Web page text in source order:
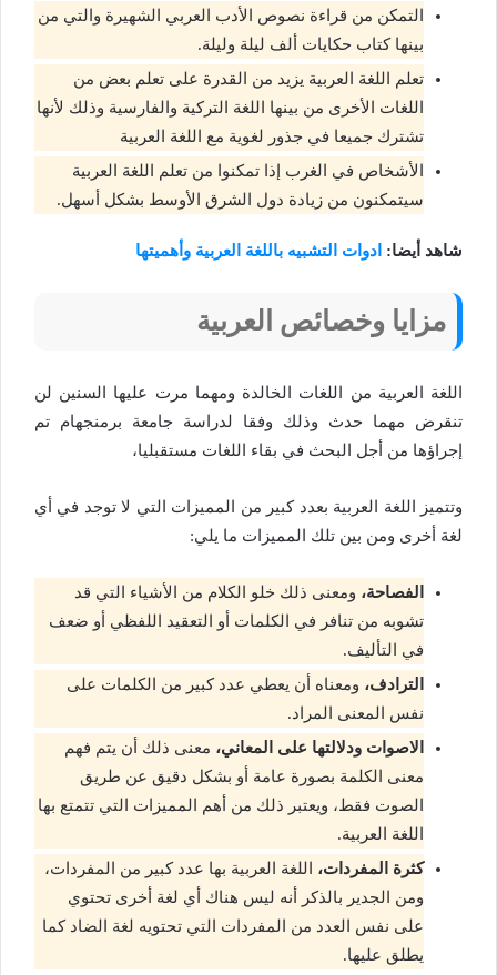
التمكن من قراءة نصوص الأدب العربي الشهيرة والتي من
بينها كتاب حكايات ألف ليلة وليلة.
تعلم اللغة العربية يزيد من القدرة على تعلم بعض من
اللغات الأخرى من بينها اللغة التركية والفارسية وذلك لأنها
تشترك جميعا في جذور لغوية مع اللغة العربية
الأشخاص في الغرب إذا تمكنوا من تعلم اللغة العربية
سيتمكنون من زيادة دول الشرق الأوسط بشكل أسهل.
شاهد أيضا: ادوات التشبيه باللغة العربية وأهميتها
مزايا وخصائص العربية
اللغة العربية من اللغات الخالدة ومهما مرت عليها السنين لن
تنقرض مهما حدث وذلك وفقا لدراسة جامعة برمنجهام تم
إجراؤها من أجل البحث في بقاء اللغات مستقبليا،
وتتميز اللغة العربية بعدد كبير من المميزات التي لا توجد في أي
لغة أخرى ومن بين تلك المميزات ما يلي:
الفصاحة، ومعنى ذلك خلو الكلام من الأشياء التي قد
تشوبه من تنافر في الكلمات أو التعقيد اللفظي أو ضعف
في التأليف.
الترادف، ومعناه أن يعطي عدد كبير من الكلمات على
نفس المعنى المراد.
الاصوات ودلالتها على المعاني، معنى ذلك أن يتم فهم
معنى الكلمة بصورة عامة أو بشكل دقيق عن طريق
الصوت فقط، ويعتبر ذلك من أهم المميزات التي تتمتع بها
اللغة العربية.
كثرة المفردات،
اللغة العربية بها عدد كبير من المفردات،
ومن الجدير بالذكر أنه ليس هناك أي لغة أخرى تحتوي
على نفس العدد من المفردات التي تحتويه لغة الضاد كما
يطلق عليها.